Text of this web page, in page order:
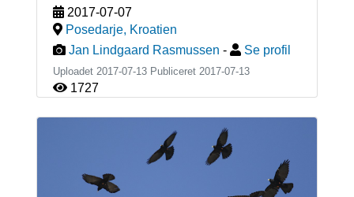
2017-07-07
Posedarje, Kroatien
Jan Lindgaard Rasmussen - Se profil
Uploadet 2017-07-13 Publiceret 2017-07-13
1727